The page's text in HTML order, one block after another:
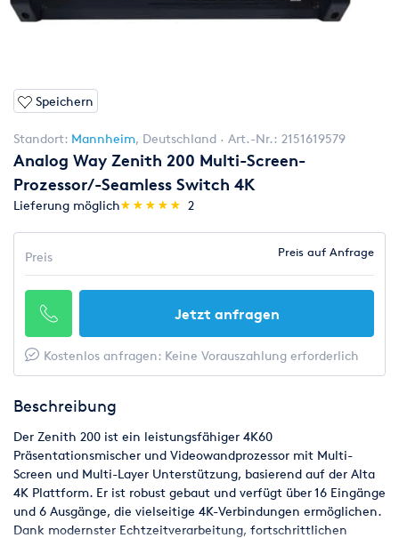
Speichern
Standort: Mannheim, Deutschland Art.-Nr.: 2151619579
Analog Way Zenith 200 Multi-Screen-
Prozessor/-Seamless Switch 4K
Lieferung möglich(*)
★
★
(*)★
★
(*) ★
★
(*) ★
★
(*) ★
★ 2
Preis Preis auf Anfrage
Jetzt anfragen
Kostenlos anfragen: Keine Vorauszahlung erforderlich
Beschreibung
Der Zenith 200 ist ein leistungsfähiger 4K60
Präsentationsmischer und Videowandprozessor mit Multi-
Screen und Multi-Layer Unterstützung, basierend auf der Alta
4K Plattform. Er ist robust gebaut und verfügt über 16 Eingänge
und 6 Ausgänge, die vielseitige 4K-Verbindungen ermöglichen.
Dank modernster Echtzeitverarbeitung, fortschrittlichen